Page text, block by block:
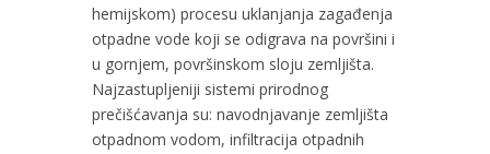
hemijskom) procesu uklanjanja zagađenja
otpadne vode koji se odigrava na površini i
u gornjem, površinskom sloju zemljišta.
Najzastupljeniji sistemi prirodnog
prečišćavanja su: navodnjavanje zemljišta
otpadnom vodom, infiltracija otpadnih